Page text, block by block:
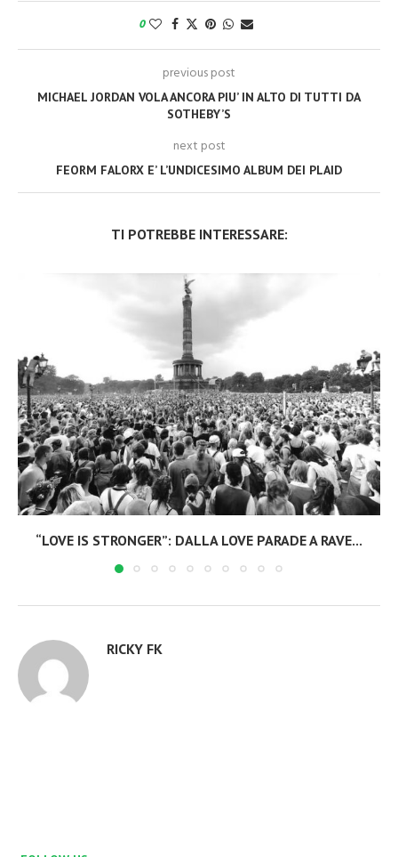
0
previous post
MICHAEL JORDAN VOLA ANCORA PIU’ IN ALTO DI TUTTI DA
SOTHEBY’S
next post
FEORM FALORX E’ L’UNDICESIMO ALBUM DEI PLAID
TI POTREBBE INTERESSARE:
“LOVE IS STRONGER”: DALLA LOVE PARADE A RAVE...
RICKY FK